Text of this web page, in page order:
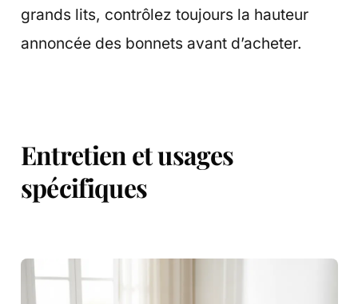
grands lits, contrôlez toujours la hauteur
annoncée des bonnets avant d’acheter.
Entretien et usages
spécifiques